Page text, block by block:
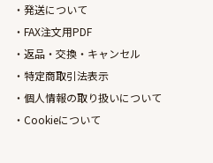
発送について
FAX注文用PDF
返品・交換・キャンセル
特定商取引法表示
個人情報の取り扱いについて
Cookieについて